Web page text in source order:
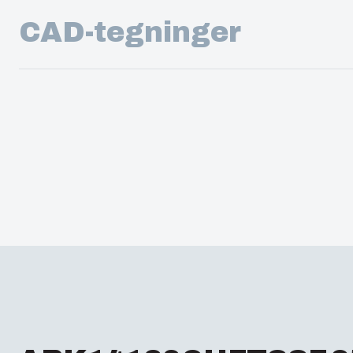
CAD-tegninger